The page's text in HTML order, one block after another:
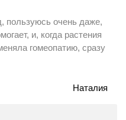
пользуюсь очень даже,
и, когда растения
гомеопатию, сразу
Наталия